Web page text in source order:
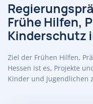
Frühe Hilfen,
Kinderschutz
Ziel der Frühen Hilfen,
Hessen ist es, Projekte
Kinder und Jugendlichen